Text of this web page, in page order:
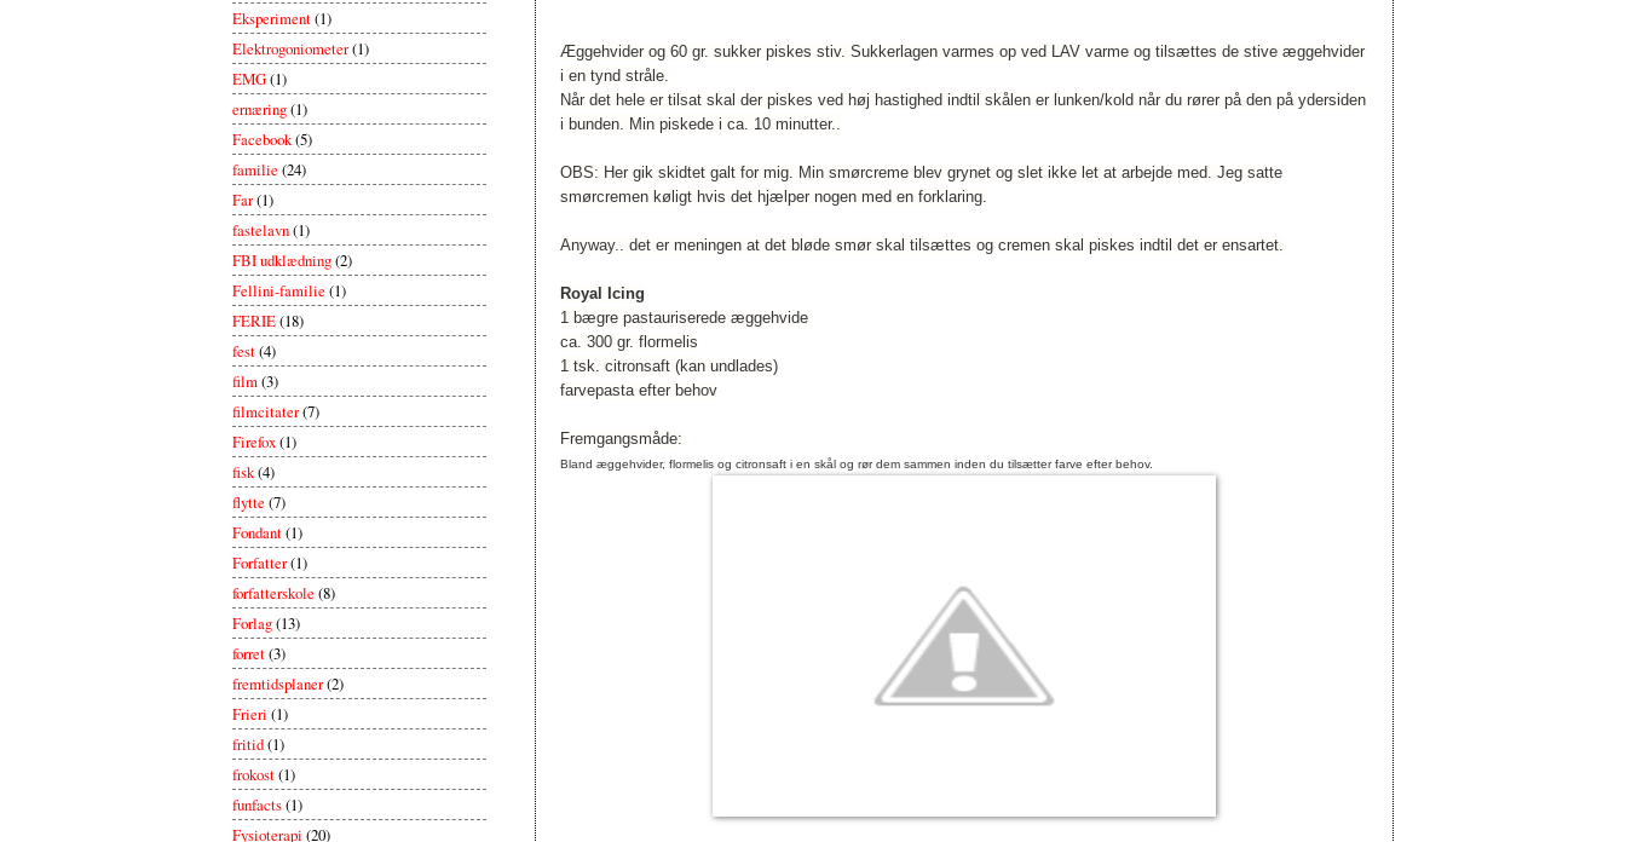
Æggehvider og 60 gr. sukker piskes stiv. Sukkerlagen varmes op ved LAV varme og tilsættes de stive æggehvider
i en tynd stråle.
Når det hele er tilsat skal der piskes ved høj hastighed indtil skålen er lunken/kold når du rører på den på ydersiden
i bunden. Min piskede i ca. 10 minutter..
OBS: Her gik skidtet galt for mig. Min smørcreme blev grynet og slet ikke let at arbejde med. Jeg satte
smørcremen køligt hvis det hjælper nogen med en forklaring.
Anyway.. det er meningen at det bløde smør skal tilsættes og cremen skal piskes indtil det er ensartet.
Royal Icing
1 bægre pastauriserede æggehvide
ca. 300 gr. flormelis
1 tsk. citronsaft (kan undlades)
farvepasta efter behov
Fremgangsmåde:
Bland æggehvider, flormelis og citronsaft i en skål og rør dem sammen inden du tilsætter farve efter behov.
Eksperiment(1)
Elektrogoniometer(1)
EMG(1)
ernæring(1)
Facebook(5)
familie(24)
Far(1)
fastelavn(1)
FBI udklædning(2)
Fellini-familie(1)
FERIE(18)
fest(4)
film(3)
filmcitater(7)
Firefox(1)
fisk(4)
flytte(7)
Fondant(1)
Forfatter(1)
forfatterskole(8)
Forlag(13)
forret(3)
fremtidsplaner(2)
Frieri (1)
fritid(1)
frokost(1)
funfacts(1)
Fysioterapi (20)